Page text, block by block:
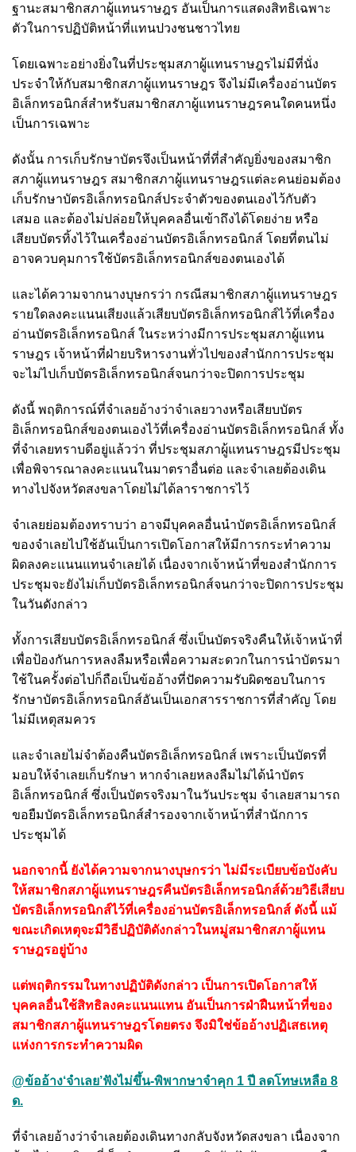
ฐานะสมาชิกสภาผู้แทนราษฎร อันเป็นการแสดงสิทธิเฉพาะ
ตัวในการปฏิบัติหน้าที่แทนปวงชนชาวไทย
โดยเฉพาะอย่างยิ่งในที่ประชุมสภาผู้แทนราษฎรไม่มีที่นั่ง
ประจำให้กับสมาชิกสภาผู้แทนราษฎร จึงไม่มีเครื่องอ่านบัตร
อิเล็กทรอนิกส์สำหรับสมาชิกสภาผู้แทนราษฎรคนใดคนหนึ่ง
เป็นการเฉพาะ
ดังนั้น การเก็บรักษาบัตรจึงเป็นหน้าที่ที่สำคัญยิ่งของสมาชิก
สภาผู้แทนราษฎร สมาชิกสภาผู้แทนราษฎรแต่ละคนย่อมต้อง
เก็บรักษาบัตรอิเล็กทรอนิกส์ประจำตัวของตนเองไว้กับตัว
เสมอ และต้องไม่ปล่อยให้บุคคลอื่นเข้าถึงได้โดยง่าย หรือ
เสียบบัตรทิ้งไว้ในเครื่องอ่านบัตรอิเล็กทรอนิกส์ โดยที่ตนไม่
อาจควบคุมการใช้บัตรอิเล็กทรอนิกส์ของตนเองได้
และได้ความจากนางบุษกรว่า กรณีสมาชิกสภาผู้แทนราษฎร
รายใดลงคะแนนเสียงแล้วเสียบบัตรอิเล็กทรอนิกส์ไว้ที่เครื่อง
อ่านบัตรอิเล็กทรอนิกส์ ในระหว่างมีการประชุมสภาผู้แทน
ราษฎร เจ้าหน้าที่ฝ่ายบริหารงานทั่วไปของสำนักการประชุม
จะไม่ไปเก็บบัตรอิเล็กทรอนิกส์จนกว่าจะปิดการประชุม
ดังนี้ พฤติการณ์ที่จำเลยอ้างว่าจำเลยวางหรือเสียบบัตร
อิเล็กทรอนิกส์ของตนเองไว้ที่เครื่องอ่านบัตรอิเล็กทรอนิกส์ ทั้ง
ที่จำเลยทราบดีอยู่แล้วว่า ที่ประชุมสภาผู้แทนราษฎรมีประชุม
เพื่อพิจารณาลงคะแนนในมาตราอื่นต่อ และจำเลยต้องเดิน
ทางไปจังหวัดสงขลาโดยไม่ได้ลาราชการไว้
จำเลยย่อมต้องทราบว่า อาจมีบุคคลอื่นนำบัตรอิเล็กทรอนิกส์
ของจำเลยไปใช้อันเป็นการเปิดโอกาสให้มีการกระทำความ
ผิดลงคะแนนแทนจำเลยได้ เนื่องจากเจ้าหน้าที่ของสำนักการ
ประชุมจะยังไม่เก็บบัตรอิเล็กทรอนิกส์จนกว่าจะปิดการประชุม
ในวันดังกล่าว
ทั้งการเสียบบัตรอิเล็กทรอนิกส์ ซึ่งเป็นบัตรจริงคืนให้เจ้าหน้าที่
เพื่อป้องกันการหลงลืมหรือเพื่อความสะดวกในการนำบัตรมา
ใช้ในครั้งต่อไปก็ถือเป็นข้ออ้างที่ปัดความรับผิดชอบในการ
รักษาบัตรอิเล็กทรอนิกส์อันเป็นเอกสารราชการที่สำคัญ โดย
ไม่มีเหตุสมควร
และจำเลยไม่จำต้องคืนบัตรอิเล็กทรอนิกส์ เพราะเป็นบัตรที่
มอบให้จำเลยเก็บรักษา หากจำเลยหลงลืมไม่ได้นำบัตร
อิเล็กทรอนิกส์ ซึ่งเป็นบัตรจริงมาในวันประชุม จำเลยสามารถ
ขอยืมบัตรอิเล็กทรอนิกส์สำรองจากเจ้าหน้าที่สำนักการ
ประชุมได้
นอกจากนี้ ยังได้ความจากนางบุษกรว่า ไม่มีระเบียบข้อบังคับ
ให้สมาชิกสภาผู้แทนราษฎรคืนบัตรอิเล็กทรอนิกส์ด้วยวิธีเสียบ
บัตรอิเล็กทรอนิกส์ไว้ที่เครื่องอ่านบัตรอิเล็กทรอนิกส์ ดังนี้ แม้
ขณะเกิดเหตุจะมีวิธีปฏิบัติดังกล่าวในหมู่สมาชิกสภาผู้แทน
ราษฎรอยู่บ้าง
แต่พฤติกรรมในทางปฏิบัติดังกล่าว เป็นการเปิดโอกาสให้
บุคคลอื่นใช้สิทธิลงคะแนนแทน อันเป็นการฝ่าฝืนหน้าที่ของ
สมาชิกสภาผู้แทนราษฎรโดยตรง จึงมิใช่ข้ออ้างปฏิเสธเหตุ
แห่งการกระทำความผิด
@ข้ออ้าง‘จำเลย’ฟังไม่ขึ้น-พิพากษาจำคุก 1 ปี ลดโทษเหลือ 8
ด.
ที่จำเลยอ้างว่าจำเลยต้องเดินทางกลับจังหวัดสงขลา เนื่องจาก